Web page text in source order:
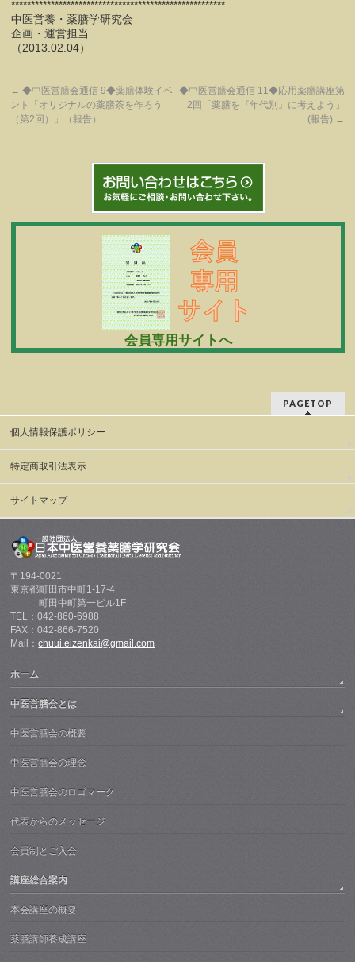
******************************************************
中医営養・薬膳学研究会
企画・運営担当
（2013.02.04）
← ◆中医営膳会通信 9◆薬膳体験イベ
ント「オリジナルの薬膳茶を作ろう
◆中医営膳会通信 11◆応用薬膳講座第
2回「薬膳を『年代別』に考えよう」
→
会員専用サイトへ
PAGETOP
個人情報保護ポリシー
特定商取引法表示
サイトマップ
〒194-0021
東京都町田市中町1-17-4
町田中町第一ビル1F
TEL：042-860-6988
FAX：042-866-7520
Mail：chuui.eizenkai@gmail.com
ホーム
中医営膳会とは
中医営膳会の概要
中医営膳会の理念
中医営膳会のロゴマーク
代表からのメッセージ
会員制とご入会
講座総合案内
本会講座の概要
薬膳講師養成講座